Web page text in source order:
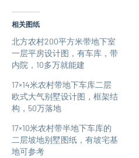
相关图纸
北方农村200平方米带地下室
一层平房设计图，有车库，带
内院，10多万就能建
17×14米农村带地下车库二层
欧式大气别墅设计图，框架结
构，50万落地
17×10米农村带半地下车库的
二层坡地别墅图纸，有坡宅基
地可参考